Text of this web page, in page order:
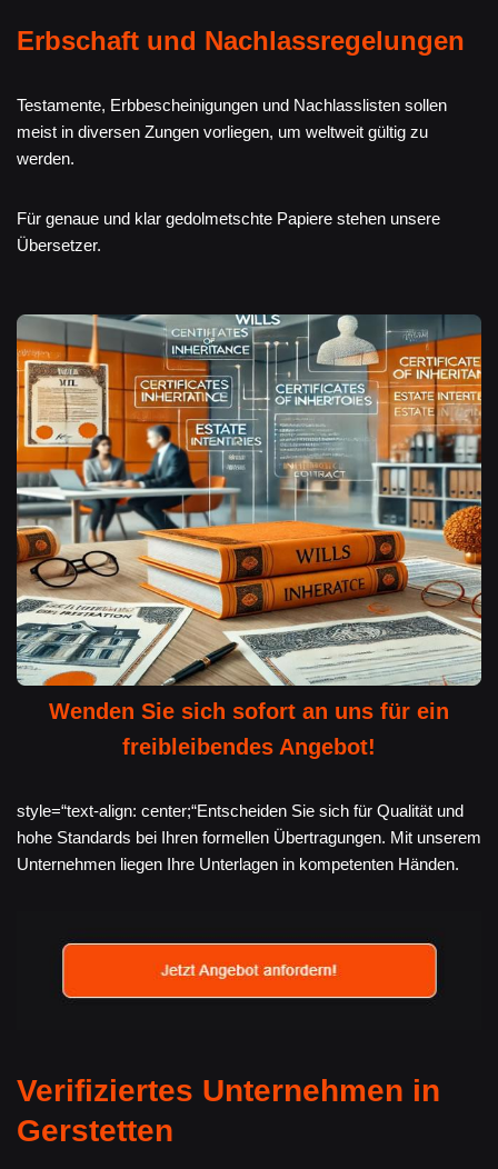
Erbschaft und Nachlassregelungen
Testamente, Erbbescheinigungen und Nachlasslisten sollen
meist in diversen Zungen vorliegen, um weltweit gültig zu
werden.
Für genaue und klar gedolmetschte Papiere stehen unsere
Übersetzer.
Wenden Sie sich sofort an uns für ein
freibleibendes Angebot!
style=“text-align: center;“Entscheiden Sie sich für Qualität und
hohe Standards bei Ihren formellen Übertragungen. Mit unserem
Unternehmen liegen Ihre Unterlagen in kompetenten Händen.
Verifiziertes Unternehmen in
Gerstetten